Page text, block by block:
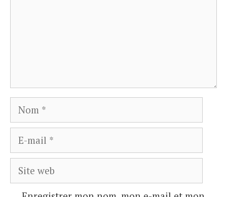
Nom
E-
mail
Site
web